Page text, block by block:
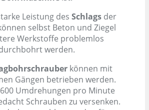
Leistung des Schlagsder
selbst Beton und Ziegel
Werkstoffe problemlos
werden.
können mit
Gängen betrieben werden.
Umdrehungen pro Minute
Schrauben zu versenken.